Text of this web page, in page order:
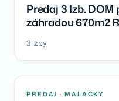
Predaj 3 Izb.
záhradou 670m2
3 izby
PREDAJ · MALACKY